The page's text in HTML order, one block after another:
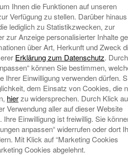
Situation
Ihnen die Funktionen auf unseren
Verfügung zu stellen. Darüber hinaus
lediglich zu Statistikzwecken, zur
zur Anzeige personalisierter Inhalte
über Art, Herkunft und Zweck
Erklärung zum Datenschutz. Durch
können Sie bestimmen,
Ihrer Einwilligung verwenden dürfen.
dem Einsatz von Cookies, die
hierzu widersprechen. Durch Klick
Verwendung aller auf dieser Website
Einwilligung ist freiwillig. Sie
anpassen“ widerrufen oder dort
Mit Klick auf “Marketing Cookies
Cookies abgelehnt.